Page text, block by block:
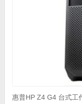
惠普HP Z4 G4 台式工